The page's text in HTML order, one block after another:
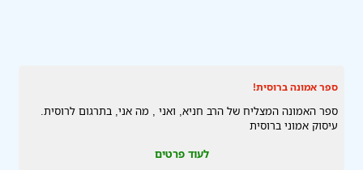
ספר אמונה ברוסית!
ספר האמונה המצליח של הרב חניא, ואני , מה אני, בתרגום לרוסית.
עיסוק אמוני ברוסית
לעוד פרטים